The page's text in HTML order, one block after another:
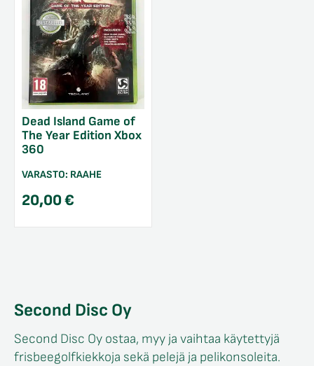
Dead Island Game of
The Year Edition Xbox
360
VARASTO: RAAHE
20,00€
Second Disc Oy
Second Disc Oy ostaa, myy ja vaihtaa käytettyjä
frisbeegolfkiekkoja sekä pelejä ja pelikonsoleita.